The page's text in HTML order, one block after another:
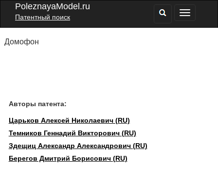
PoleznayaModel.ru
Патентный поиск
Домофон
Авторы патента:
Царьков Алексей Николаевич (RU)
Темников Геннадий Викторович (RU)
Здещиц Александр Александрович (RU)
Берегов Дмитрий Борисович (RU)